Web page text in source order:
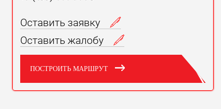
Оставить заявку
Оставить жалобу
ПОСТРОИТЬ МАРШРУТ